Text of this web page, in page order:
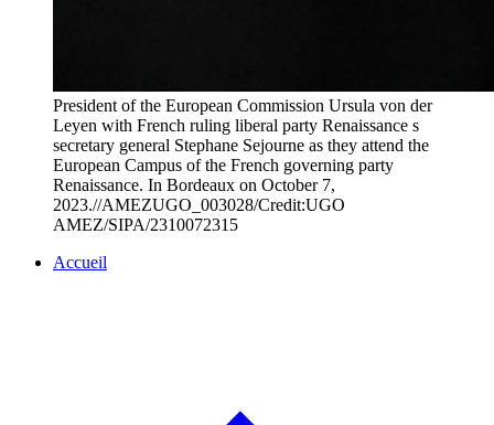
President of the European Commission Ursula von der
Leyen with French ruling liberal party Renaissance s
secretary general Stephane Sejourne as they attend the
European Campus of the French governing party
Renaissance. In Bordeaux on October 7,
2023.//AMEZUGO_003028/Credit:UGO
AMEZ/SIPA/2310072315
Accueil